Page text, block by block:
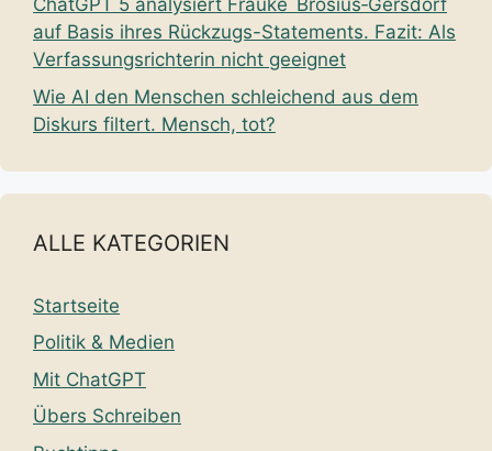
ChatGPT 5 analysiert Frauke Brosius‑Gersdorf
auf Basis ihres Rückzugs-Statements. Fazit: Als
Verfassungsrichterin nicht geeignet
Wie AI den Menschen schleichend aus dem
Diskurs filtert. Mensch, tot?
ALLE KATEGORIEN
Startseite
Politik & Medien
Mit ChatGPT
Übers Schreiben